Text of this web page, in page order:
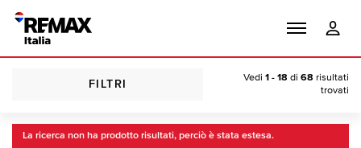
FILTRI
Vedi 1 - 18 di 68 risultati
trovati
La ricerca non ha prodotto risultati, perciò è stata estesa.